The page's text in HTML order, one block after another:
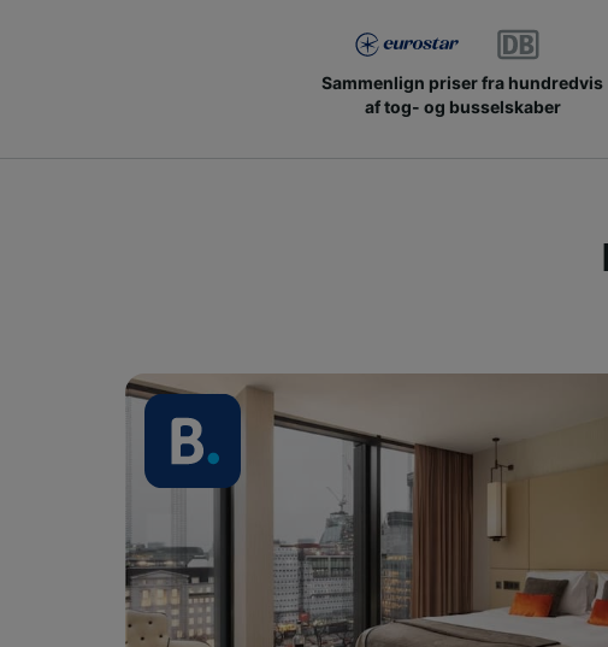
Sammenlign priser fra hundredvis
af tog- og busselskaber